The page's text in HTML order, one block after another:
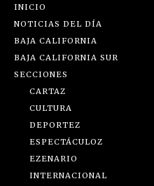
INICIO
NOTICIAS DEL DÍA
BAJA CALIFORNIA
BAJA CALIFORNIA SUR
SECCIONES
CARTAZ
CULTURA
DEPORTEZ
ESPECTÁCULOZ
EZENARIO
INTERNACIONAL